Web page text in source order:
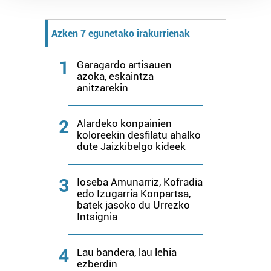
prozesatzen ditugu, zure IP zenbakia, besteak beste,
teknologia erabiliz, cookieak adibidez, iragarki eta eduki
pertsonalizatuak eskaintzeko, iragarkiak eta edukia
neurtzeko, jendeari buruzko informazioa biltzeko eta
produktuak garatzeko. Zure datuak nork eta zertarako
erabiltzen dituen hauta dezakezu.
Bazkide batzuek ez dizute baimenik eskatzen, eta beren
interes komertzial legitimoetan babesten dira. Ikusi gure
bazkideen zerrenda, beren ustez zein helburutarako
duten interes legitimoa eta horren aurka nola egin
dezakezun ikusteko.
Lortu zure datu pertsonalak prozesatzeko moduari
buruzko informazio gehiago eta ezarri zure lehentasunak
zure baimena Cookieen adierazpenean.
Azken 7 egunetako irakurrienak
1
Garagardo artisauen
azoka, eskaintza
anitzarekin
2
Alardeko konpainien
koloreekin desfilatu ahalko
dute Jaizkibelgo kideek
3
Ioseba Amunarriz, Kofradia
edo Izugarria Konpartsa,
batek jasoko du Urrezko
Intsignia
4
Lau bandera, lau lehia
ezberdin